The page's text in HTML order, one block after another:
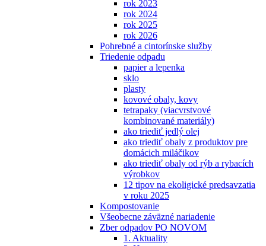
rok 2023
rok 2024
rok 2025
rok 2026
Pohrebné a cintorínske služby
Triedenie odpadu
papier a lepenka
sklo
plasty
kovové obaly, kovy
tetrapaky (viacvrstvové
kombinované materiály)
ako triediť jedlý olej
ako triediť obaly z produktov pre
domácich miláčikov
ako triediť obaly od rýb a rybacích
výrobkov
12 tipov na ekoligické predsavzatia
v roku 2025
Kompostovanie
Všeobecne záväzné nariadenie
Zber odpadov PO NOVOM
1. Aktuality